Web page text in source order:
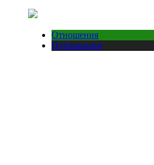
Отношения
Публикации